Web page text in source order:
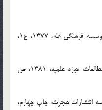
[1]. سعيدي مهر، کلام اسلامي1، قم، موسسه فرهنگي طه، 1377، ج1،
[2]. خسرو پناه، عبدالحسين، قم، مرکز مطالعات حوزه علميه، 1381، ص
انتشارات هجرت، چاپ چهارم،